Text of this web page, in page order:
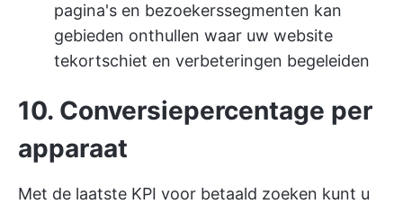
pagina's en bezoekerssegmenten kan
gebieden onthullen waar uw website
tekortschiet en verbeteringen begeleiden
10. Conversiepercentage per
apparaat
Met de laatste KPI voor betaald zoeken kunt u